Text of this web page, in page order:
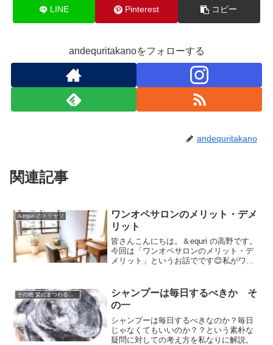
LINE Pinterest コピー
andequritakanoをフォローする
andequritakano
関連記事
＆equri のトリセツ
ワンオペサロンのメリット・デメ
リット
皆さんこんにちは。＆equri の高野です。
今回は「ワンオペサロンのメリット・デ
メリット」というお話でです😊私がワン
立ち上げた「equri」という美容室のフラ
ンチャ...
その他 髪にまつわる事柄
シャンプーは毎日するべきか そ
の一
シャンプーは毎日するべきなのか？毎日
じゃなくてもいいのか？？という素朴な
疑問に対しての考え方を私なりに解説。